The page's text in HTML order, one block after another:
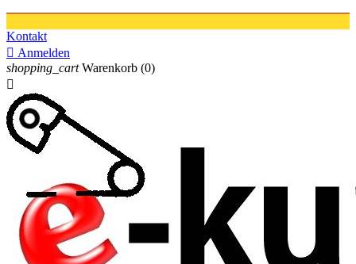
Kontakt
 Anmelden
shopping_cart Warenkorb (0)
